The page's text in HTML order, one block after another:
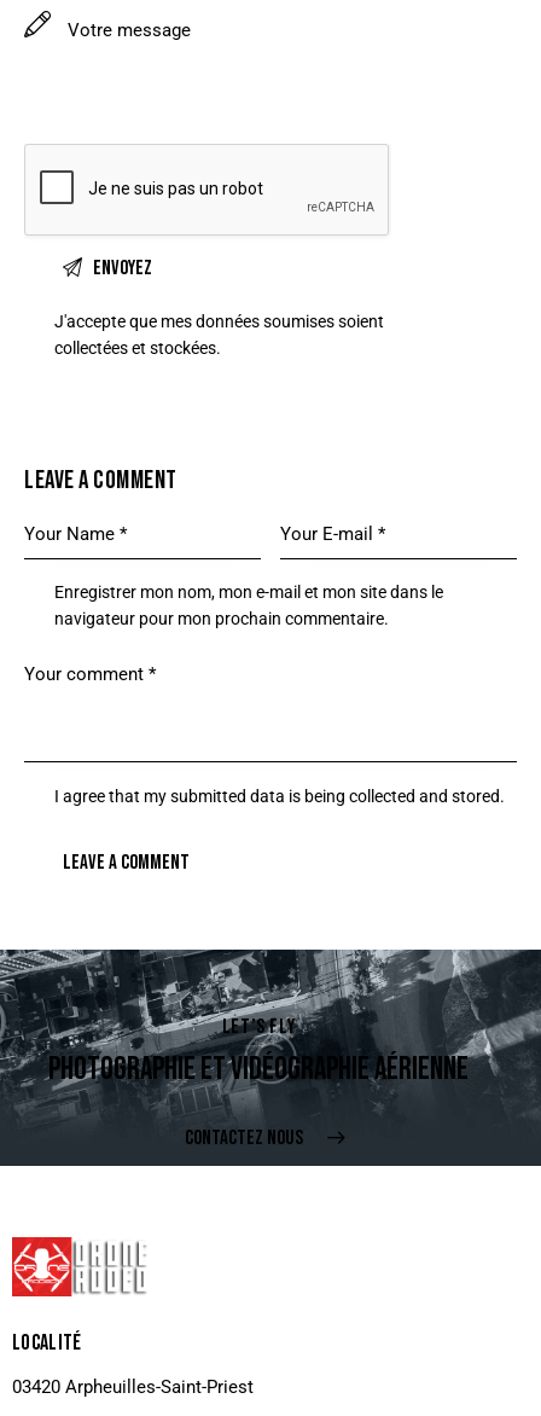
J'accepte que mes données soumises soient
collectées et stockées.
LEAVE A COMMENT
Enregistrer mon nom, mon e-mail et mon site dans le
navigateur pour mon prochain commentaire.
I agree that my submitted data is beingcollected and stored.
LET’S FLY
PHOTOGRAPHIE ET VIDÉOGRAPHIE AÉRIENNE
CONTACTEZ NOUS
LOCALITÉ
03420 Arpheuilles-Saint-Priest